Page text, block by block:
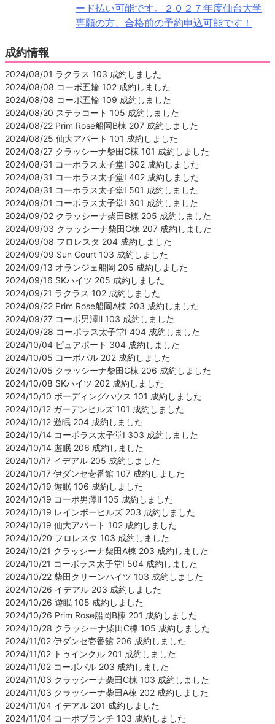
ード払い可能です。２０２７年度仙台大学
専願の方、合格前の予約申込可能です！
成約情報
2024/08/01 ラクラス 103 成約しました
2024/08/08 コーポ五輪 102 成約しました
2024/08/08 コーポ五輪 109 成約しました
2024/08/20 ステラコート 105 成約しました
2024/08/22 Prim Rose船岡B棟 207 成約しました
2024/08/25 仙大アパート 101 成約しました
2024/08/27 クラッシーナ柴田C棟 101 成約しました
2024/08/31 コーポラス太子堂Ⅰ 302 成約しました
2024/08/31 コーポラス太子堂Ⅰ 402 成約しました
2024/08/31 コーポラス太子堂Ⅰ 501 成約しました
2024/09/01 コーポラス太子堂Ⅰ 301 成約しました
2024/09/02 クラッシーナ柴田B棟 205 成約しました
2024/09/03 クラッシーナ柴田C棟 207 成約しました
2024/09/08 フロレスタ 204 成約しました
2024/09/09 Sun Court 103 成約しました
2024/09/13 オランジェ船岡 205 成約しました
2024/09/16 SKハイツ 205 成約しました
2024/09/21 ラクラス 102 成約しました
2024/09/22 Prim Rose船岡A棟 203 成約しました
2024/09/27 コーポ男澤Ⅱ 103 成約しました
2024/09/28 コーポラス太子堂Ⅰ 404 成約しました
2024/10/04 ピュアポート 304 成約しました
2024/10/05 コーポパル 202 成約しました
2024/10/05 クラッシーナ柴田C棟 206 成約しました
2024/10/08 SKハイツ 202 成約しました
2024/10/10 ボーディングハウス 101 成約しました
2024/10/12 ガーデンヒルズ 101 成約しました
2024/10/12 遊眠 204 成約しました
2024/10/14 コーポラス太子堂Ⅰ 303 成約しました
2024/10/14 遊眠 206 成約しました
2024/10/17 イデアル 205 成約しました
2024/10/17 伊ダンセ壱番館 107 成約しました
2024/10/19 遊眠 106 成約しました
2024/10/19 コーポ男澤Ⅱ 105 成約しました
2024/10/19 レインボーヒルズ 203 成約しました
2024/10/19 仙大アパート 102 成約しました
2024/10/20 フロレスタ 103 成約しました
2024/10/21 クラッシーナ柴田A棟 203 成約しました
2024/10/21 コーポラス太子堂Ⅰ 504 成約しました
2024/10/22 柴田クリーンハイツ 103 成約しました
2024/10/26 イデアル 203 成約しました
2024/10/26 遊眠 105 成約しました
2024/10/26 Prim Rose船岡B棟 201 成約しました
2024/10/28 クラッシーナ柴田C棟 105 成約しました
2024/11/02 伊ダンセ壱番館 206 成約しました
2024/11/02 トゥインクル 201 成約しました
2024/11/02 コーポパル 203 成約しました
2024/11/03 クラッシーナ柴田C棟 103 成約しました
2024/11/03 クラッシーナ柴田A棟 202 成約しました
2024/11/04 イデアル 201 成約しました
2024/11/04 コーポブランチ 103 成約しました